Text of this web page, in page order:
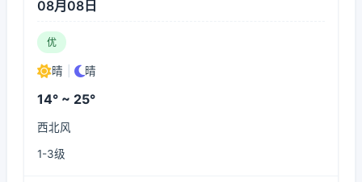
08月08日
优
晴 晴
14° ~ 25°
西北风
1-3级